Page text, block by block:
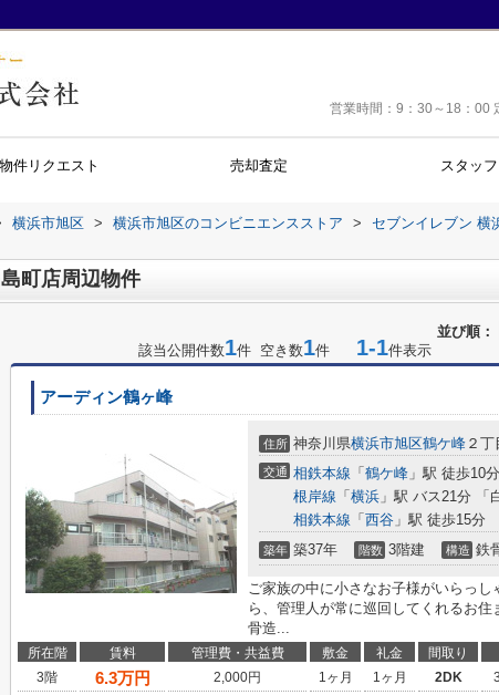
営業時間：9：30～18：00
物件リクエスト 売却査定 スタッフ
横浜市旭区 > 横浜市旭区のコンビニエンスストア > セブンイレブン 横
町店周辺物件
並び順：
該当公開件数1件 空き数1件 1-1件表示
アーディン鶴ヶ峰
住所 神奈川県横浜市旭区鶴ケ峰 ２丁
交通 相鉄本線 「 鶴ケ峰 」駅 徒歩10分
根岸線 「 横浜 」駅 バス21分 「
相鉄本線 「 西谷 」駅 徒歩15分
築年 築37年 階数 3階建 構造 鉄
ご家族の中に小さなお子様がいらっ
ら、管理人が常に巡回してくれるお
骨造...
所在階 賃料 管理費・共益費 敷金 礼金 間取り
3階
6.3万円 2,000円 1ヶ月 1ヶ月 2DK